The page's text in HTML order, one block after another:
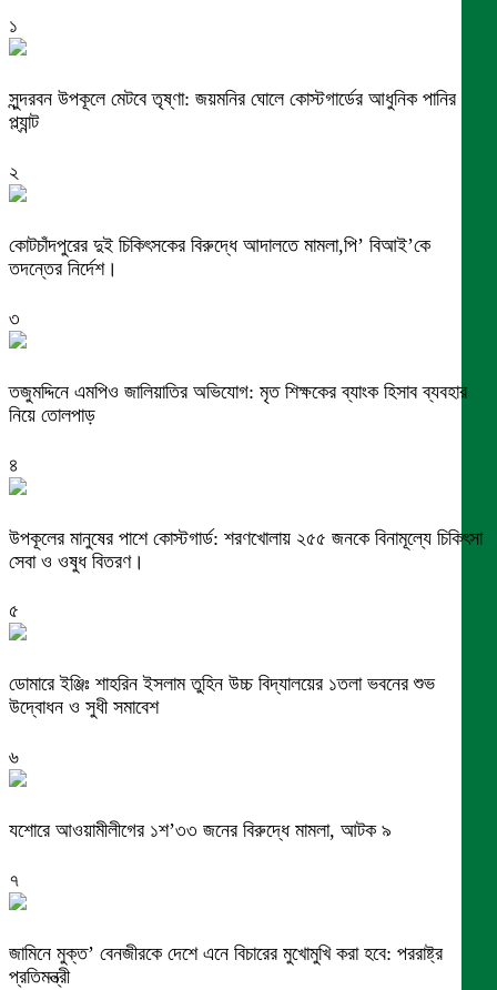
১
সুন্দরবন উপকূলে মেটবে তৃষ্ণা: জয়মনির ঘোলে কোস্টগার্ডের আধুনিক পানির
প্ল্যান্ট
২
কোটচাঁদপুরের দুই চিকিৎসকের বিরুদ্ধে আদালতে মামলা,পি’ বিআই’কে
তদন্তের নির্দেশ।
৩
তজুমদ্দিনে এমপিও জালিয়াতির অভিযোগ: মৃত শিক্ষকের ব্যাংক হিসাব ব্যবহার
নিয়ে তোলপাড়
৪
উপকূলের মানুষের পাশে কোস্টগার্ড: শরণখোলায় ২৫৫ জনকে বিনামূল্যে চিকিৎসা
সেবা ও ওষুধ বিতরণ।
৫
ডোমারে ইঞ্জিঃ শাহরিন ইসলাম তুহিন উচ্চ বিদ্যালয়ের ১তলা ভবনের শুভ
উদ্বোধন ও সুধী সমাবেশ
৬
যশোরে আওয়ামীলীগের ১শ’৩৩ জনের বিরুদ্ধে মামলা, আটক ৯
৭
জামিনে মুক্ত’ বেনজীরকে দেশে এনে বিচারের মুখোমুখি করা হবে: পররাষ্ট্র
প্রতিমন্ত্রী